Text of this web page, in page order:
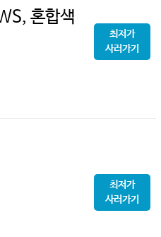
혼합색
최저가
사러가기
최저가
사러가기